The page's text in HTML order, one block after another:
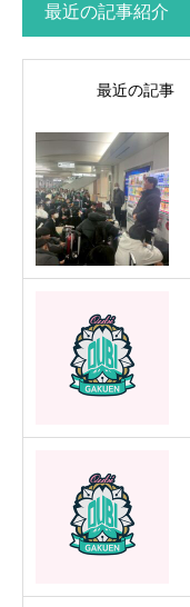
最近の記事紹介
最近の記事